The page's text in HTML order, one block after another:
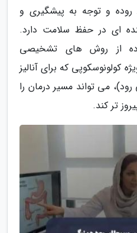
روده و توجه به پیشگیری و
ای در حفظ سلامت دارد.
از روش های تشخیصی
کولونوسکوپی که برای آنالیز
می تواند مسیر درمان را
تر کند.